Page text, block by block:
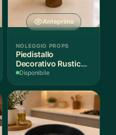
Anteprima
NOLEGGIO PROPS
Piedistallo
Decorativo Rustico
in Legno
Disponibile